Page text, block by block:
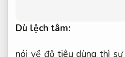
Dù lệch tâm:
nói về độ tiêu dùng thì